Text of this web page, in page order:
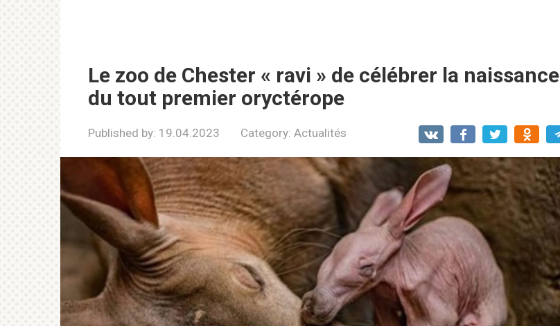
Le zoo de Chester « ravi » de célébrer la naissance
du tout premier oryctérope
Published by: 19.04.2023 Category: Actualités